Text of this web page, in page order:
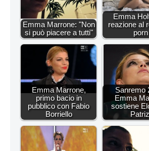
Emma Marrone: "Non
si può piacere a tutti"
Emma
reazione al
porn
Emma Marrone,
primo bacio in
pubblico con Fabio
Borriello
Sanremo
Emma
sostiene